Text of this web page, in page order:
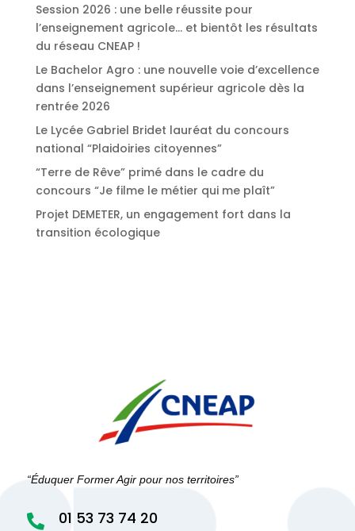
Session 2026 : une belle réussite pour
l’enseignement agricole… et bientôt les résultats
du réseau CNEAP !
Le Bachelor Agro : une nouvelle voie d’excellence
dans l’enseignement supérieur agricole dès la
rentrée 2026
Le Lycée Gabriel Bridet lauréat du concours
national “Plaidoiries citoyennes”
“Terre de Rêve” primé dans le cadre du
concours “Je filme le métier qui me plaît”
Projet DEMETER, un engagement fort dans la
transition écologique
“Éduquer Former Agir pour nos territoires”
 01 53 73 74 20